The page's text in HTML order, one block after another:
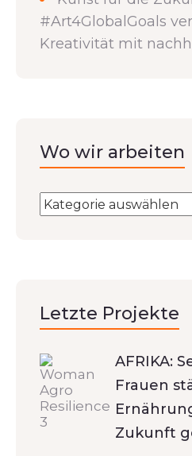
#Art4GlobalGoals
Kreativität mit
Wo wir arbeiten
Letzte Projekte
AFRIKA:
Frauen
Zukunft